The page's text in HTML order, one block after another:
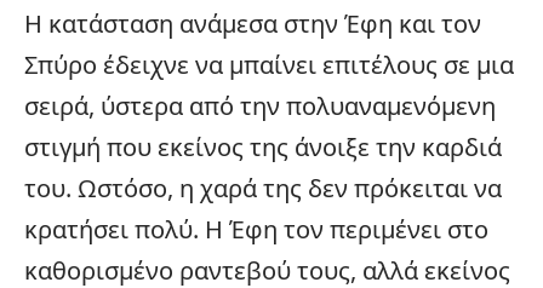
Η κατάσταση ανάμεσα στην Έφη και τον
Σπύρο έδειχνε να μπαίνει επιτέλους σε μια
σειρά, ύστερα από την πολυαναμενόμενη
στιγμή που εκείνος της άνοιξε την καρδιά
του. Ωστόσο, η χαρά της δεν πρόκειται να
κρατήσει πολύ. Η Έφη τον περιμένει στο
καθορισμένο ραντεβού τους, αλλά εκείνος